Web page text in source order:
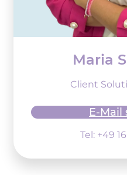
Maria
Client
E-Mail
Tel: +49